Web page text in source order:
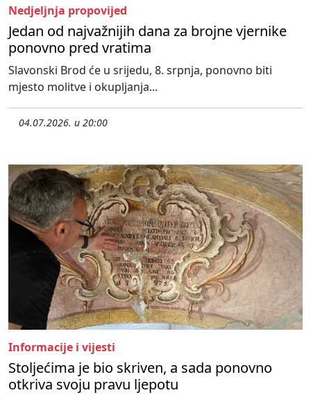
Nedjeljnja propovijed
Jedan od najvažnijih dana za brojne vjernike
ponovno pred vratima
Slavonski Brod će u srijedu, 8. srpnja, ponovno biti
mjesto molitve i okupljanja...
04.07.2026. u 20:00
Informacije i vijesti
Stoljećima je bio skriven, a sada ponovno
otkriva svoju pravu ljepotu